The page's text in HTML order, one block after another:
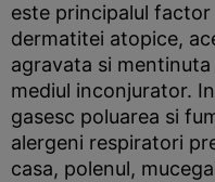
este principalul
dermatitei atopice,
agravata si
mediul inconjurator.
gasesc poluarea si
alergeni respiratori
casa, polenul,